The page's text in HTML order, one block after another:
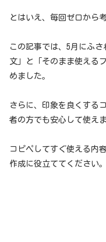
とはいえ、毎回ゼロから
この記事では、5月にふ
文」と「そのまま使える
めました。
さらに、印象を良くする
者の方でも安心して使えま
コピペしてすぐ使える内
作成に役立ててください。